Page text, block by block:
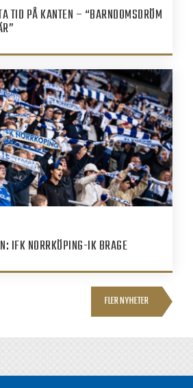
TID PÅ KANTEN – “BARNDOMSDRÖM
IFK NORRKÖPING-IK BRAGE
FLER NYHETER